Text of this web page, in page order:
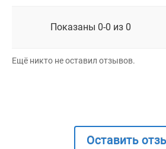
Показаны 0-0 из 0
Ещё никто не оставил отзывов.
Оставить